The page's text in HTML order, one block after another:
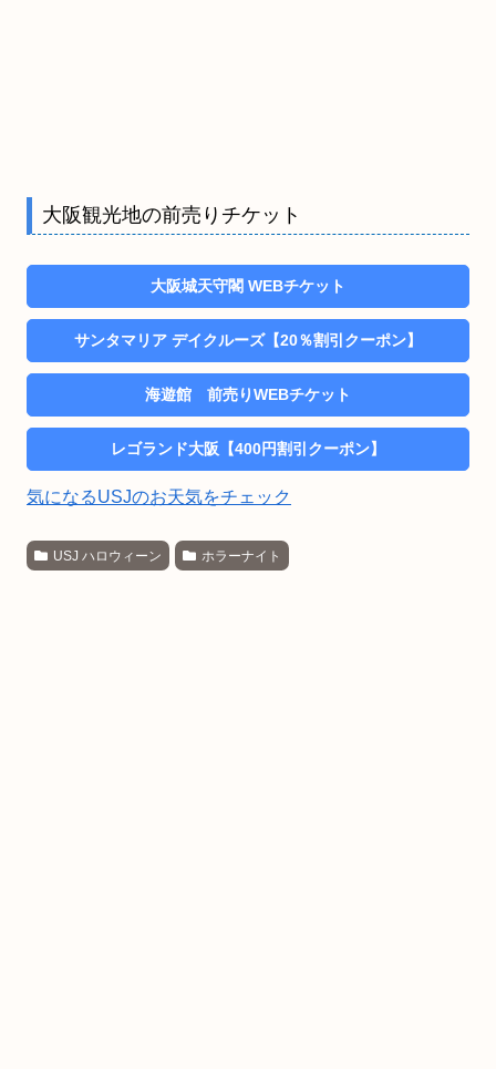
大阪観光地の前売りチケット
大阪城天守閣 WEBチケット
サンタマリア デイクルーズ【20％割引クーポン】
海遊館 前売りWEBチケット
レゴランド大阪【400円割引クーポン】
気になるUSJのお天気をチェック
USJ ハロウィーン ホラーナイト